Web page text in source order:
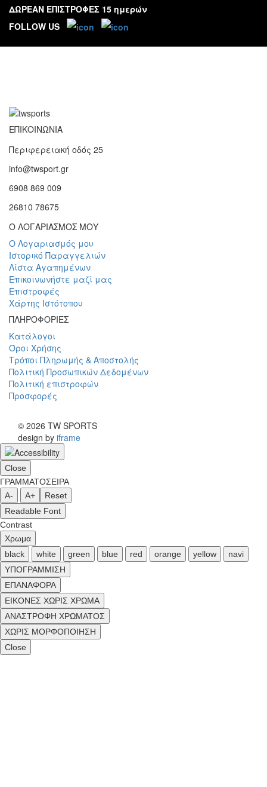
ΔΩΡΕΑΝ ΕΠΙΣΤΡΟΦΕΣ 15 ημερών
FOLLOW US
ΕΠΙΚΟΙΝΩΝΙΑ
Περιφερειακή οδός 25
info@twsport.gr
6908 869 009
26810 78675
Ο ΛΟΓΑΡΙΑΣΜΟΣ ΜΟΥ
Ο Λογαριασμός μου
Ιστορικό Παραγγελιών
Λίστα Αγαπημένων
Επικοινωνήστε μαζί μας
Επιστροφές
Χάρτης Ιστότοπου
ΠΛΗΡΟΦΟΡΙΕΣ
Κατάλογοι
Όροι Χρήσης
Τρόποι Πληρωμής & Αποστολής
Πολιτική Προσωπικών Δεδομένων
Πολιτική επιστροφών
Προσφορές
© 2026 TW SPORTS
design by iframe
Close
ΓΡΑΜΜΑΤΟΣΕΙΡΑ
A-
A+
Reset
Readable Font
Contrast
Χρωμα
black
white green blue red orange yellow
navi
ΥΠΟΓΡΑΜΜΙΣΗ
ΕΠΑΝΑΦΟΡΑ
ΕΙΚΟΝΕΣ ΧΩΡΙΣ ΧΡΩΜΑ
ΑΝΑΣΤΡΟΦΗ ΧΡΩΜΑΤΟΣ
ΧΩΡΙΣ ΜΟΡΦΟΠΟΙΗΣΗ
Close